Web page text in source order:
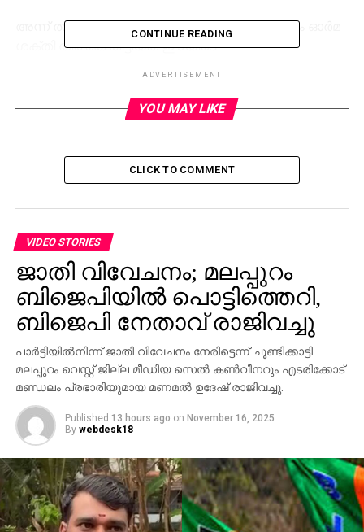
അന്ന് തന്നെ, ബോധം തിരിച്ചുകിട്ടിയിരുന്നെങ്കിലും ഓര്‍മ
ശക്തി തിരികെ കിട്ടിയത് ഈയിടെ
അറിയിക്കുകയായിരുന്നു. ഇതേതുടര്‍ന്ന് നടത്തിയ
അന്വേഷണത്തില്‍ വിലാസ പറഞ്ഞതെല്ലാം
പുനസമാഗമത്തിന് വഴിതെളിഞ്ഞത്. രണ്ട്
പെണ്‍മക്കളുടെ അമ്മയായ വിലാസക്ക് ശിഷ്ടകാലം
RELATED TOPICS:
UP NEXT
ഇസ്രാഈലിന് ഒബാമയുടെ പ്രഹരം
DON'T MISS
നെയ്മറോട് ഡ്രിബിള്‍ ചെയ്ത് നാണം
കെടുത്തരുതെന്നഭ്യര്‍ത്ഥിച്ച് എതിര്‍താരം;
വിഡിയോ
CONTINUE READING
ADVERTISEMENT
YOU MAY LIKE
CLICK TO COMMENT
VIDEO STORIES
ജാതി വിവേചനം; മലപ്പുറം
ബിജെപിയില്‍ പൊട്ടിത്തെറി,
ബിജെപി നേതാവ് രാജിവച്ചു
പാര്‍ട്ടിയില്‍നിന്ന് ജാതി വിവേചനം നേരിട്ടെന്ന് ചൂണ്ടിക്കാട്ടി
മലപ്പുറം വെസ്റ്റ് ജില്ല മീഡിയ സെല്‍ കണ്‍വീനറും എടരിക്കോട്
മണ്ഡലം പ്രഭാരിയുമായ മണമല്‍ ഉദേഷ് രാജിവച്ചു.
Published 13 hours ago on November 16, 2025
By webdesk18